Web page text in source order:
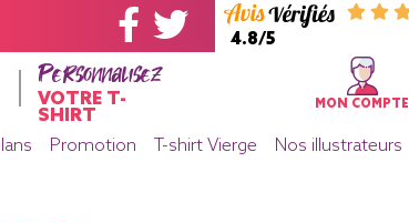
4.8/5
Personnalisez
VOTRE T-
SHIRT
MON COMPTE
Promotion T-shirt Vierge Nos illustrateurs